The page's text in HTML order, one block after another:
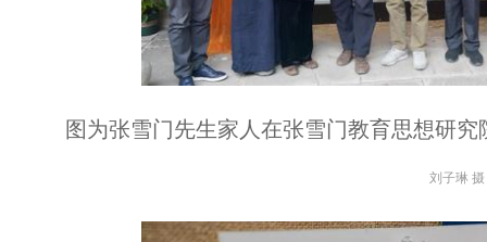
图为张雪门先生家人在张雪门教育思想研究
刘子琳 摄